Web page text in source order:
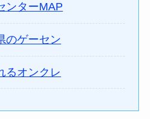
ンターMAP
のゲーセン
るオンクレ